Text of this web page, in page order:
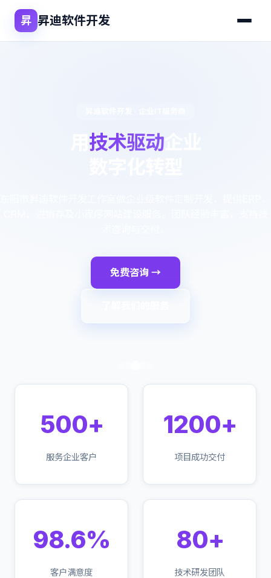
昇 昇迪软件开发
技术驱动企业
免费咨询 →
500+
服务企业客户
1200+
项目成功交付
98.6%
客户满意度
80+
技术研发团队